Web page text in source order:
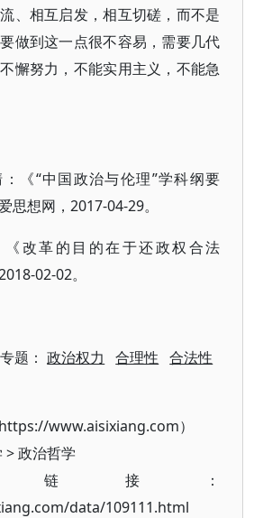
、相互启发，相互切磋，而不是
做到这一点很不容易，需要几代
懈努力，不能实用主义，不能急
：《“中国政治与伦理”学科纲要
想网，2017-04-29。
《改革的目的在于还政权合法
02-02。
题：政治权力 合理性 合法性
www.aisixiang.com）
>政治哲学
链接：
data/109111.html